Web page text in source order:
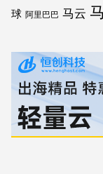
球 阿里巴巴 马云